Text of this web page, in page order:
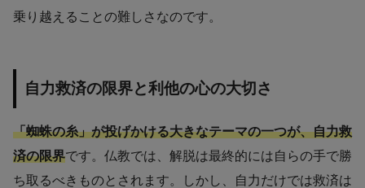
乗り越えることの難しさなのです。
自力救済の限界と利他の心の大切さ
「蜘蛛の糸」が投げかける大きなテーマの一つが、自力救
済の限界です。仏教では、解脱は最終的には自らの手で勝
ち取るべきものとされます。しかし、自力だけでは救済は